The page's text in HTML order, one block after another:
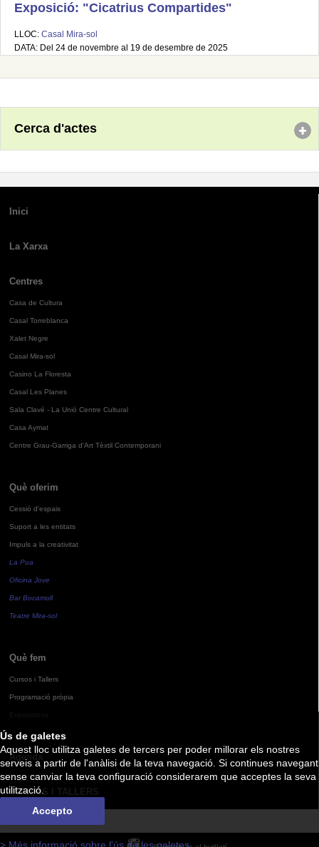
Ús de galetes
Aquest lloc utilitza galetes de tercers per poder millorar els nostres
serveis a partir de l'anàlisi de la teva navegació. Si continues navegant
sense canviar la teva configuració considerarem que acceptes la seva
utilització.
Accepto
Exposició: "Cicatrius Compartides"
LLOC: Casal Mira-sol
DATA: Del 24 de novembre al 19 de desembre de 2025
Cerca d'actes
Inici
La Xarxa
Centres
Casa de Cultura
Casal Torreblanca
Xalet Negre
Casal Mira-sol
Casino La Floresta
Casal Les Planes
Sala Clavé - La Unió Centre Cultural
Casa Aymat
Centre Grau-Garriga d'Art Tèxtil Contemporani
Què oferim
Cessió d'espais
Suport a les entitats
Impuls a la creativitat
La Pua
Oficina Jove
Bar Bocamoll
Teatre Mira-sol
Què fem
Cursos i Tallers
Programació pròpia
Agenda
CURSOS I TALLERS